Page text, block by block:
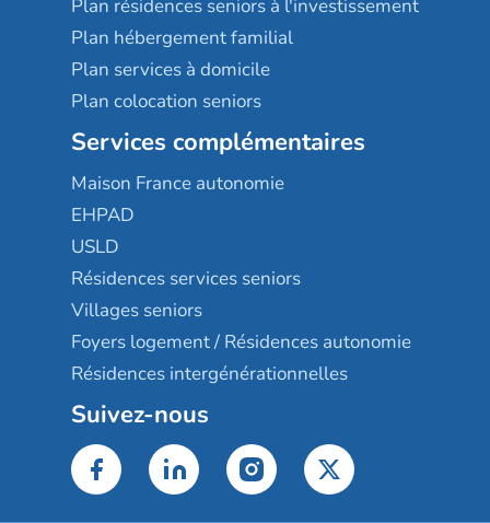
Plan résidences seniors à l'investissement
Plan hébergement familial
Plan services à domicile
Plan colocation seniors
Services complémentaires
Maison France autonomie
EHPAD
USLD
Résidences services seniors
Villages seniors
Foyers logement / Résidences autonomie
Résidences intergénérationnelles
Suivez-nous